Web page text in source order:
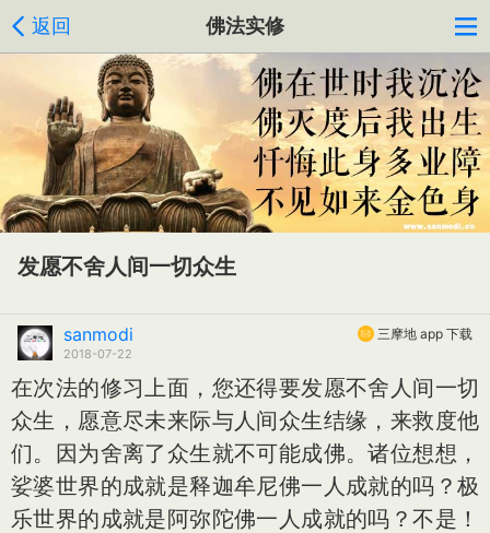
返回 佛法实修
发愿不舍人间一切众生
三摩地 app 下载
sanmodi
2018-07-22
在次法的修习上面，您还得要发愿不舍人间一切
众生，愿意尽未来际与人间众生结缘，来救度他
们。因为舍离了众生就不可能成佛。诸位想想，
娑婆世界的成就是释迦牟尼佛一人成就的吗？极
乐世界的成就是阿弥陀佛一人成就的吗？不是！